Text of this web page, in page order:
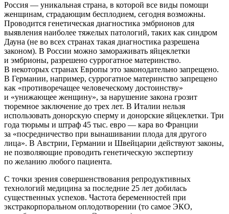
Россия — уникальная страна, в которой все виды помощи
женщинам, страдающим бесплодием, сегодня возможны.
Проводится генетическая диагностика эмбрионов для
выявления наиболее тяжелых патологий, таких как синдром
Дауна (не во всех странах такая диагностика разрешена
законом). В России можно замораживать яйцеклетки
и эмбрионы, разрешено суррогатное материнство.
В некоторых странах Европы это законодательно запрещено.
В Германии, например, суррогатное материнство запрещено
как «противоречащее человеческому достоинству»
и «унижающее женщину», за нарушение закона грозит
тюремное заключение до трех лет. В Италии нельзя
использовать донорскую сперму и донорские яйцеклетки. Три
года тюрьмы и штраф 45 тыс. евро — кара во Франции
за «посредничество при вынашивании плода для другого
лица». В Австрии, Германии и Швейцарии действуют законы,
не позволяющие проводить генетическую экспертизу
по желанию любого пациента.
С точки зрения совершенствования репродуктивных
технологий медицина за последние 25 лет добилась
существенных успехов. Частота беременностей при
экстракорпоральном оплодотворении (то самое ЭКО,